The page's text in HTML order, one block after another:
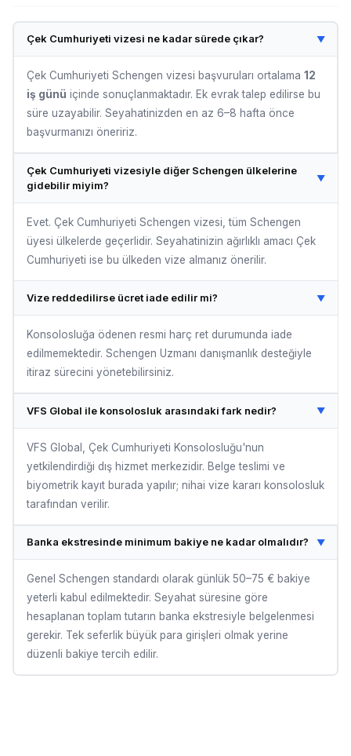
Çek Cumhuriyeti vizesi ne kadar sürede çıkar? ▼
Çek Cumhuriyeti Schengen vizesi başvuruları ortalama 12
iş günü içinde sonuçlanmaktadır. Ek evrak talep edilirse bu
süre uzayabilir. Seyahatinizden en az 6–8 hafta önce
başvurmanızı öneririz.
Çek Cumhuriyeti vizesiyle diğer Schengen ülkelerine
gidebilir miyim?
▼
Evet. Çek Cumhuriyeti Schengen vizesi, tüm Schengen
üyesi ülkelerde geçerlidir. Seyahatinizin ağırlıklı amacı Çek
Cumhuriyeti ise bu ülkeden vize almanız önerilir.
Vize reddedilirse ücret iade edilir mi? ▼
Konsolosluğa ödenen resmi harç ret durumunda iade
edilmemektedir. Schengen Uzmanı danışmanlık desteğiyle
itiraz sürecini yönetebilirsiniz.
VFS Global ile konsolosluk arasındaki fark nedir? ▼
VFS Global, Çek Cumhuriyeti Konsolosluğu'nun
yetkilendirdiği dış hizmet merkezidir. Belge teslimi ve
biyometrik kayıt burada yapılır; nihai vize kararı konsolosluk
tarafından verilir.
Banka ekstresinde minimum bakiye ne kadar olmalıdır? ▼
Genel Schengen standardı olarak günlük 50–75 € bakiye
yeterli kabul edilmektedir. Seyahat süresine göre
hesaplanan toplam tutarın banka ekstresiyle belgelenmesi
gerekir. Tek seferlik büyük para girişleri olmak yerine
düzenli bakiye tercih edilir.